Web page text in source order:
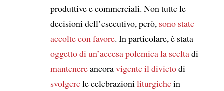
produttive e commerciali. Non tutte le
decisioni dell’esecutivo, però, sono state
accolte con favore. In particolare, è stata
oggetto di un’accesa polemicala sceltadi
mantenereancoravigenteil divietodi
svolgerele celebrazioni liturgichein